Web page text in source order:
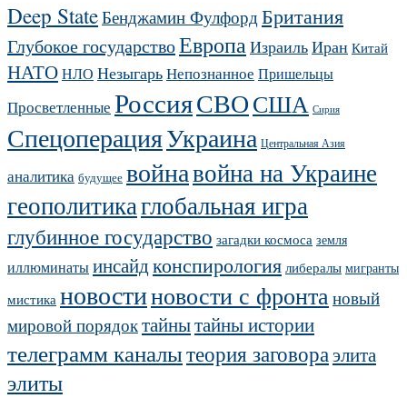
Deep StateБенджамин Фулфорд Британия
Глубокое государствоЕвропаИзраильИран Китай
НАТОНЛО НезыгарьНепознанное Пришельцы
Просветленные РоссияСВОСША Сирия
СпецоперацияУкраина Центральная Азия
аналитика будущее войнавойна на Украине
геополитикаглобальная игра
глубинное государство загадки космоса земля
иллюминатыинсайдконспирология либералы мигранты
мистика новостиновости с фронтановый
мировой порядоктайнытайны истории
телеграмм каналытеория заговораэлита
элиты